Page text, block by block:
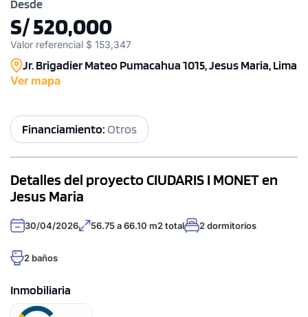
Desde
S/ 520,000
Valor referencial $ 153,347
Jr. Brigadier Mateo Pumacahua 1015, Jesus Maria, Lima
Ver mapa
Financiamiento:Otros
Detalles del proyecto CIUDARIS I MONET en
Jesus Maria
30/04/2026 56.75 a 66.10 m2 total 2 dormitorios
2 baños
Inmobiliaria